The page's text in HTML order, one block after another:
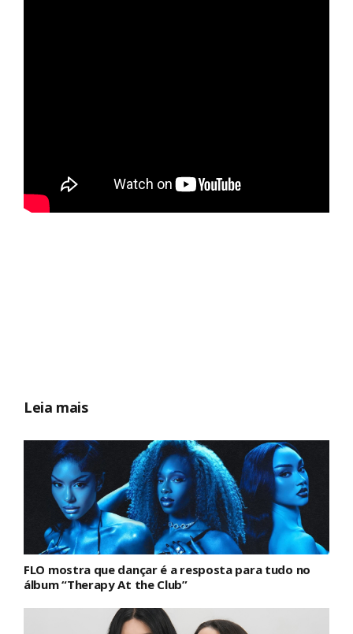
Leia mais
FLO mostra que dançar é a resposta para tudo no
álbum “Therapy At the Club”